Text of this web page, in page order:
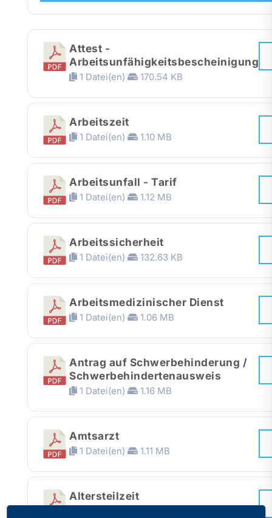
Attest -
Arbeitsunfähigkeitsbescheinigung
1 Datei(en) 170.54 KB
Arbeitszeit
1 Datei(en) 1.10 MB
Arbeitsunfall - Tarif
1 Datei(en) 1.12 MB
Arbeitssicherheit
1 Datei(en) 132.63 KB
Arbeitsmedizinischer Dienst
1 Datei(en) 1.06 MB
Antrag auf Schwerbehinderung /
Schwerbehindertenausweis
1 Datei(en) 1.16 MB
Amtsarzt
1 Datei(en) 1.11 MB
Altersteilzeit